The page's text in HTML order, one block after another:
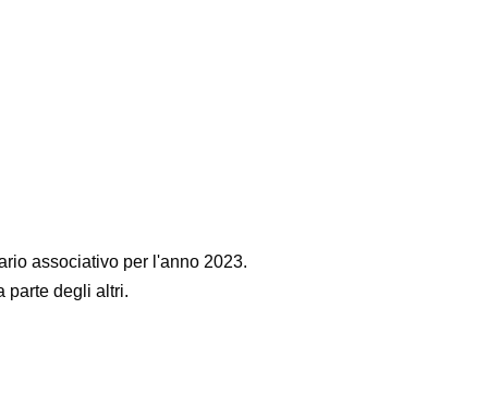
associativo per l'anno 2023.
parte degli altri.